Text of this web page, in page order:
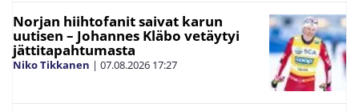
Norjan hiihtofanit saivat karun
uutisen – Johannes Kläbo vetäytyi
jättitapahtumasta
Niko Tikkanen | 07.08.2026 17:27